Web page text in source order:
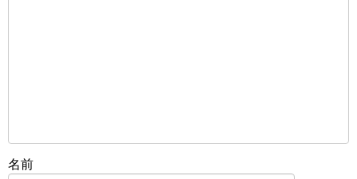
名前